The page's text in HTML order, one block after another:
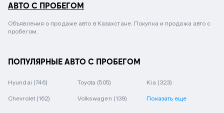
АВТО С ПРОБЕГОМ
Объявления о продаже авто в Казахстане. Покупка и продажа авто с
пробегом.
ПОПУЛЯРНЫЕ АВТО С ПРОБЕГОМ
Hyundai (746) Toyota (505) Kia (323)
Chevrolet (162) Volkswagen (139) Показать еще